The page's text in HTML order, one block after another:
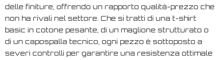
delle finiture, offrendo un rapporto qualità-prezzo che
non ha rivali nel settore. Che si tratti di una t-shirt
basic in cotone pesante, di un maglione strutturato o
di un capospalla tecnico, ogni pezzo è sottoposto a
severi controlli per garantire una resistenza ottimale